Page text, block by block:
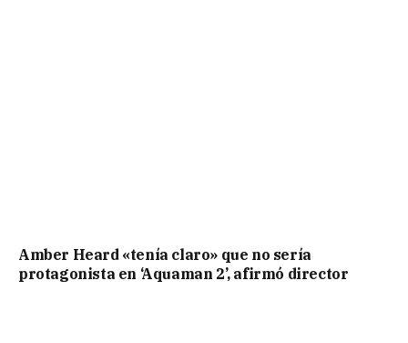
Amber Heard «tenía claro» que no sería
protagonista en ‘Aquaman 2’, afirmó director